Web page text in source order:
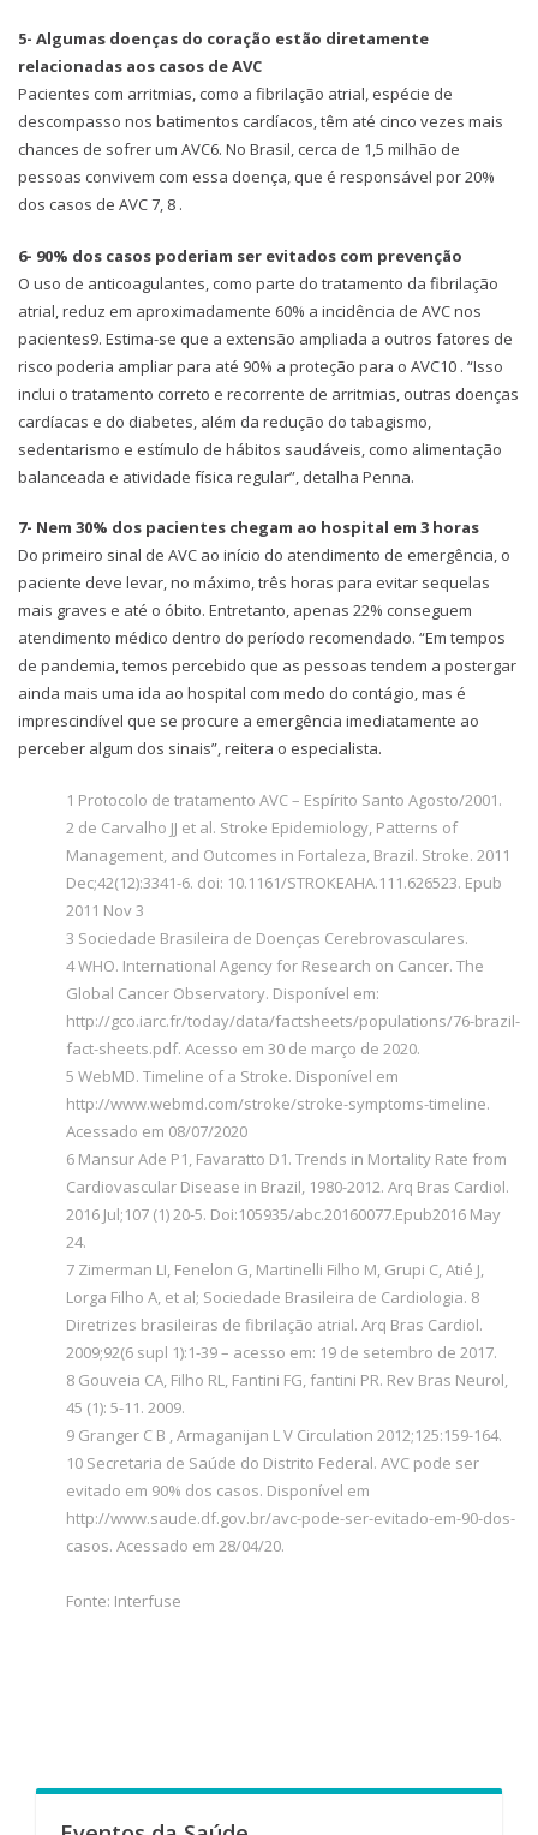
5- Algumas doenças do coração estão diretamente
relacionadas aos casos de AVC
Pacientes com arritmias, como a fibrilação atrial, espécie de
descompasso nos batimentos cardíacos, têm até cinco vezes mais
chances de sofrer um AVC6. No Brasil, cerca de 1,5 milhão de
pessoas convivem com essa doença, que é responsável por 20%
dos casos de AVC 7, 8 .
6- 90% dos casos poderiam ser evitados com prevenção
O uso de anticoagulantes, como parte do tratamento da fibrilação
atrial, reduz em aproximadamente 60% a incidência de AVC nos
pacientes9. Estima-se que a extensão ampliada a outros fatores de
risco poderia ampliar para até 90% a proteção para o AVC10 . “Isso
inclui o tratamento correto e recorrente de arritmias, outras doenças
cardíacas e do diabetes, além da redução do tabagismo,
sedentarismo e estímulo de hábitos saudáveis, como alimentação
balanceada e atividade física regular”, detalha Penna.
7- Nem 30% dos pacientes chegam ao hospital em 3 horas
Do primeiro sinal de AVC ao início do atendimento de emergência, o
paciente deve levar, no máximo, três horas para evitar sequelas
mais graves e até o óbito. Entretanto, apenas 22% conseguem
atendimento médico dentro do período recomendado. “Em tempos
de pandemia, temos percebido que as pessoas tendem a postergar
ainda mais uma ida ao hospital com medo do contágio, mas é
imprescindível que se procure a emergência imediatamente ao
perceber algum dos sinais”, reitera o especialista.
1 Protocolo de tratamento AVC – Espírito Santo Agosto/2001.
2 de Carvalho JJ et al. Stroke Epidemiology, Patterns of
Management, and Outcomes in Fortaleza, Brazil. Stroke. 2011
Dec;42(12):3341-6. doi: 10.1161/STROKEAHA.111.626523. Epub
2011 Nov 3
3 Sociedade Brasileira de Doenças Cerebrovasculares.
4 WHO. International Agency for Research on Cancer. The
Global Cancer Observatory. Disponível em:
http://gco.iarc.fr/today/data/factsheets/populations/76-brazil-
fact-sheets.pdf. Acesso em 30 de março de 2020.
5 WebMD. Timeline of a Stroke. Disponível em
http://www.webmd.com/stroke/stroke-symptoms-timeline.
Acessado em 08/07/2020
6 Mansur Ade P1, Favaratto D1. Trends in Mortality Rate from
Cardiovascular Disease in Brazil, 1980-2012. Arq Bras Cardiol.
2016 Jul;107 (1) 20-5. Doi:105935/abc.20160077.Epub2016 May
24.
7 Zimerman LI, Fenelon G, Martinelli Filho M, Grupi C, Atié J,
Lorga Filho A, et al; Sociedade Brasileira de Cardiologia. 8
Diretrizes brasileiras de fibrilação atrial. Arq Bras Cardiol.
2009;92(6 supl 1):1-39 – acesso em: 19 de setembro de 2017.
8 Gouveia CA, Filho RL, Fantini FG, fantini PR. Rev Bras Neurol,
45 (1): 5-11. 2009.
9 Granger C B , Armaganijan L V Circulation 2012;125:159-164.
10 Secretaria de Saúde do Distrito Federal. AVC pode ser
evitado em 90% dos casos. Disponível em
http://www.saude.df.gov.br/avc-pode-ser-evitado-em-90-dos-
casos. Acessado em 28/04/20.
Fonte: Interfuse